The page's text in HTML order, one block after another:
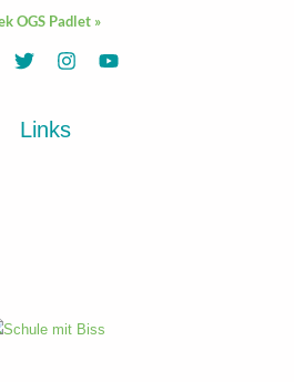
OGS Padlet »
Links